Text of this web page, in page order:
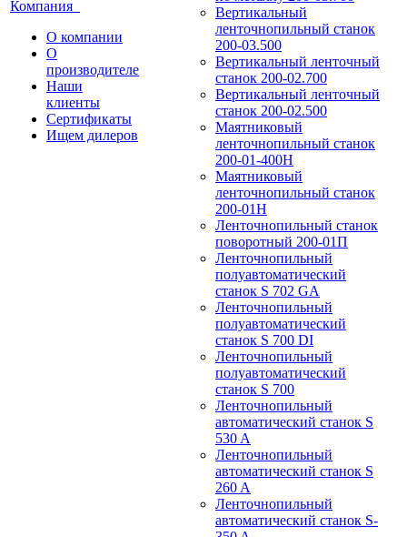
Компания
О компании
О
производителе
Наши
клиенты
Сертификаты
Ищем дилеров
Вертикальный
ленточнопильный станок
200-03.500
Вертикальный ленточный
станок 200-02.700
Вертикальный ленточный
станок 200-02.500
Маятниковый
ленточнопильный станок
200-01-400Н
Маятниковый
ленточнопильный станок
200-01Н
Ленточнопильный станок
поворотный 200-01П
Ленточнопильный
полуавтоматический
станок S 702 GA
Ленточнопильный
полуавтоматический
станок S 700 DI
Ленточнопильный
полуавтоматический
станок S 700
Ленточнопильный
автоматический станок S
530 A
Ленточнопильный
автоматический станок S
260 A
Ленточнопильный
автоматический станок S-